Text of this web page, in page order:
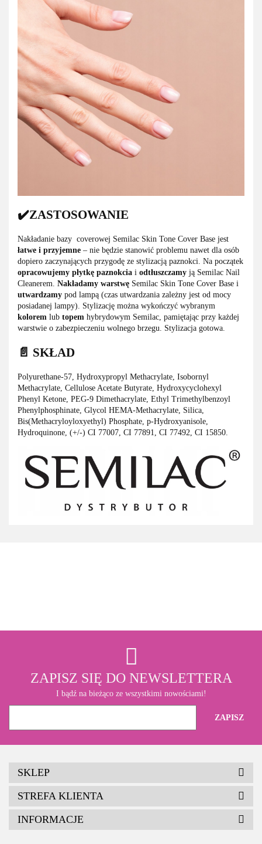
✔️ZASTOSOWANIE
Nakładanie bazy coverowej Semilac Skin Tone Cover Base jest
łatwe i przyjemne – nie będzie stanowić problemu nawet dla osób
dopiero zaczynających przygodę ze stylizacją paznokci. Na początek
opracowujemy płytkę paznokcia i odtłuszczamy ją Semilac Nail
Cleanerem. Nakładamy warstwę Semilac Skin Tone Cover Base i
utwardzamy pod lampą (czas utwardzania zależny jest od mocy
posiadanej lampy). Stylizację można wykończyć wybranym
kolorem lub topem hybrydowym Semilac, pamiętając przy każdej
warstwie o zabezpieczeniu wolnego brzegu. Stylizacja gotowa.
📄 SKŁAD
Polyurethane-57, Hydroxypropyl Methacrylate, Isobornyl
Methacrylate, Cellulose Acetate Butyrate, Hydroxycyclohexyl
Phenyl Ketone, PEG-9 Dimethacrylate, Ethyl Trimethylbenzoyl
Phenylphosphinate, Glycol HEMA-Methacrylate, Silica,
Bis(Methacryloyloxyethyl) Phosphate, p-Hydroxyanisole,
Hydroquinone, (+/-) CI 77007, CI 77891, CI 77492, CI 15850.
ZAPISZ SIĘ DO NEWSLETTERA
I bądź na bieżąco ze wszystkimi nowościami!
SKLEP
STREFA KLIENTA
INFORMACJE